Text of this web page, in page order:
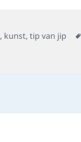
, kunst,tip van jip